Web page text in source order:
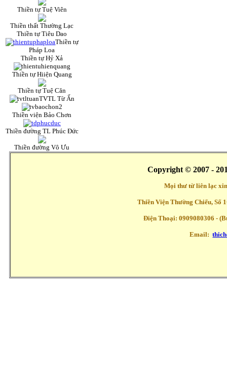
Thiền tự Tuệ Viên
Thiền thất Thường Lạc
Thiền tự Tiêu Dao
Thiền tự
Pháp Loa
Thiền tự Hỷ Xả
Thiền tự Hiiện Quang
Thiền tự Tuệ Căn
TVTL Từ Ấn
Thiền viện Bảo Chơn
Thiền đường TL Phúc Đức
Thiền đường Vô Ưu
Copyright © 2007 -
Mọi thư từ liên lạc
Thiền Viện Thường Chiếu, Số
Điện Thoại: 0909080306 -
Email: